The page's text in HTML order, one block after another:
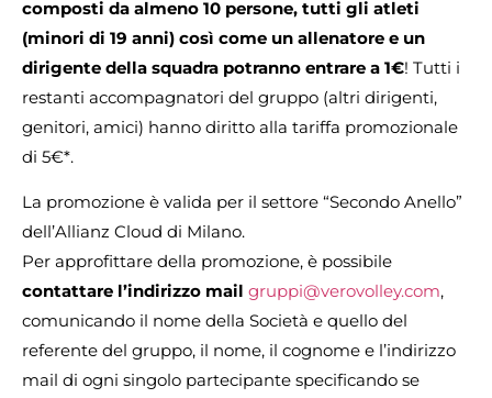
composti da almeno 10 persone, tutti gli atleti
(minori di 19 anni) così come un allenatore e un
dirigente della squadra potranno entrare a 1€! Tutti i
restanti accompagnatori del gruppo (altri dirigenti,
genitori, amici) hanno diritto alla tariffa promozionale
di 5€*.
La promozione è valida per il settore “Secondo Anello”
dell’Allianz Cloud di Milano.
Per approfittare della promozione, è possibile
contattare l’indirizzo mail gruppi@verovolley.com,
comunicando il nome della Società e quello del
referente del gruppo, il nome, il cognome e l’indirizzo
mail di ogni singolo partecipante specificando se